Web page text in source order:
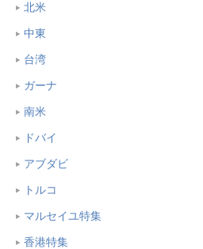
北米
中東
台湾
ガーナ
南米
ドバイ
アブダビ
トルコ
マルセイユ特集
香港特集